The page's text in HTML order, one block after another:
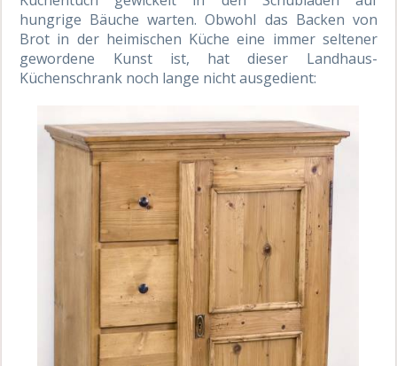
hungrige Bäuche warten. Obwohl das Backen von
Brot in der heimischen Küche eine immer seltener
gewordene Kunst ist, hat dieser Landhaus-
Küchenschrank noch lange nicht ausgedient: